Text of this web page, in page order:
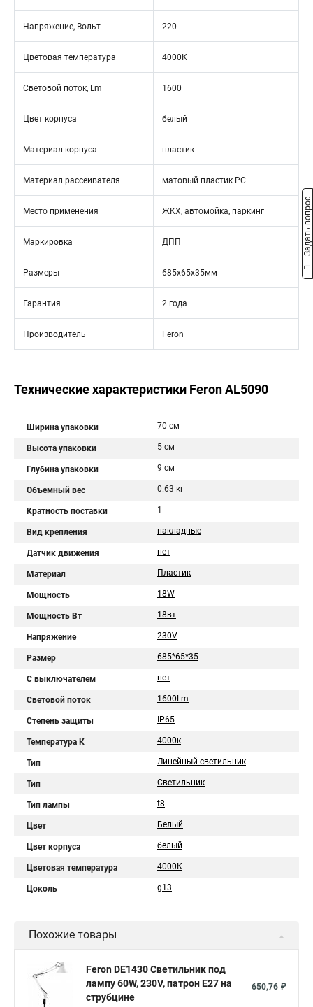
Напряжение, Вольт 220
Цветовая температура 4000К
Световой поток, Lm 1600
Цвет корпуса белый
Материал корпуса пластик
Материал рассеивателя матовый пластик PC
Место применения ЖКХ, автомойка, паркинг
Маркировка ДПП
Размеры 685х65х35мм
Гарантия 2 года
Производитель Feron
Технические характеристики Feron AL5090
Ширина упаковки 70 см
Высота упаковки 5 см
Глубина упаковки 9 см
Объемный вес 0.63 кг
Кратность поставки 1
Вид крепления накладные
Датчик движения нет
Материал Пластик
Мощность 18W
Мощность Вт 18вт
Напряжение 230V
Размер 685*65*35
С выключателем нет
Световой поток 1600Lm
Степень защиты IP65
Температура К 4000к
Тип Линейный светильник
Тип Светильник
Тип лампы t8
Цвет Белый
Цвет корпуса белый
Цветовая температура 4000К
Цоколь g13
Похожие товары
Feron DE1430 Светильник под
лампу 60W, 230V, патрон E27 на
струбцине
650,76 ₽
Задать вопрос